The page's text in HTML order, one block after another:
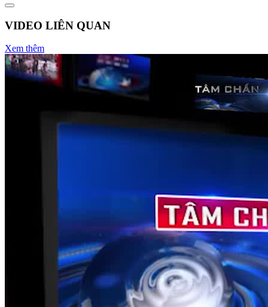
VIDEO LIÊN QUAN
Xem thêm